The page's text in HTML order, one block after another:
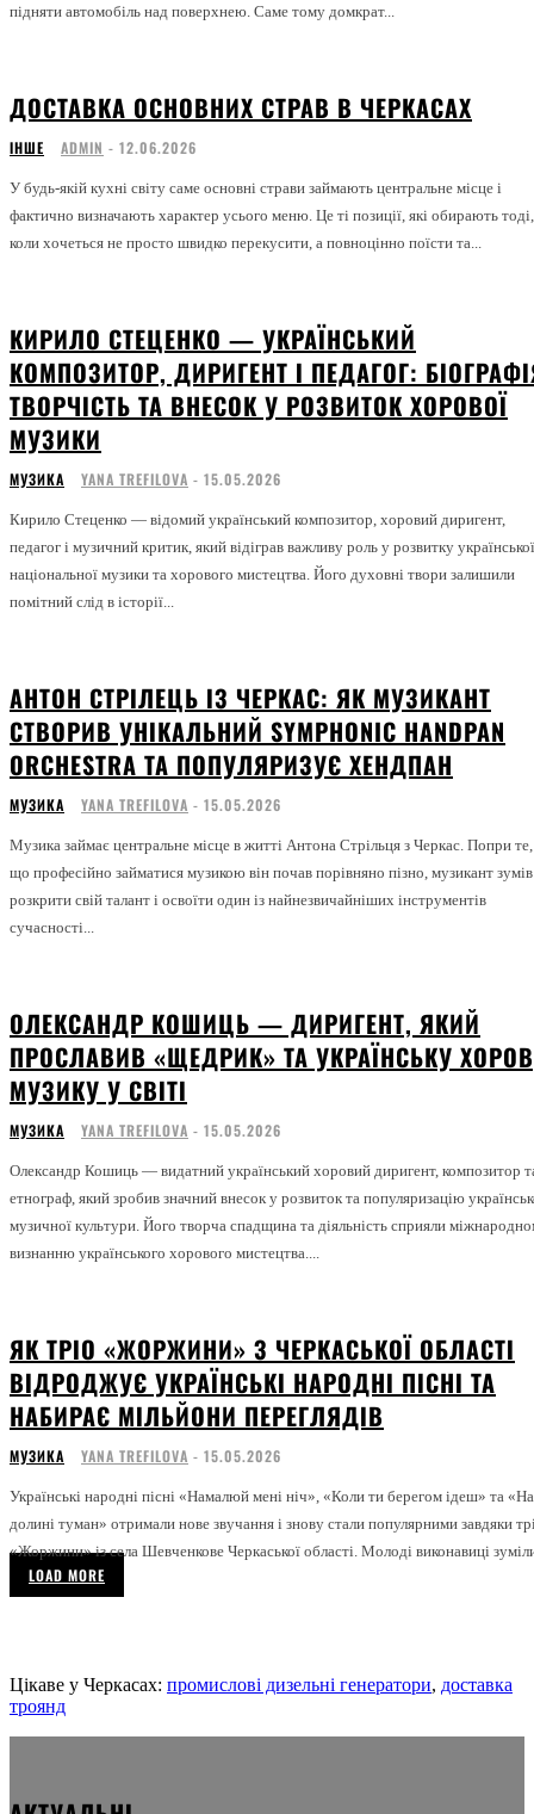
підняти автомобіль над поверхнею. Саме тому домкрат...
ДОСТАВКА ОСНОВНИХ СТРАВ В ЧЕРКАСАХ
ІНШЕ ADMIN - 12.06.2026
У будь-якій кухні світу саме основні страви займають центральне місце і
фактично визначають характер усього меню. Це ті позиції, які обирають тоді,
коли хочеться не просто швидко перекусити, а повноцінно поїсти та...
КИРИЛО СТЕЦЕНКО — УКРАЇНСЬКИЙ
КОМПОЗИТОР, ДИРИГЕНТ І ПЕДАГОГ:
ТВОРЧІСТЬ ТА ВНЕСОК У РОЗВИТОК ХОРОВОЇ
МУЗИКИ
МУЗИКА YANA TREFILOVA - 15.05.2026
Кирило Стеценко — відомий український композитор, хоровий диригент,
педагог і музичний критик, який відіграв важливу роль у розвитку української
національної музики та хорового мистецтва. Його духовні твори залишили
помітний слід в історії...
АНТОН СТРІЛЕЦЬ ІЗ ЧЕРКАС: ЯК МУЗИКАНТ
СТВОРИВ УНІКАЛЬНИЙ SYMPHONIC HANDPAN
ORCHESTRA ТА ПОПУЛЯРИЗУЄ ХЕНДПАН
МУЗИКА YANA TREFILOVA - 15.05.2026
Музика займає центральне місце в житті Антона Стрільця з Черкас. Попри те,
що професійно займатися музикою він почав порівняно пізно, музикант зумів
розкрити свій талант і освоїти один із найнезвичайніших інструментів
сучасності...
ОЛЕКСАНДР КОШИЦЬ — ДИРИГЕНТ, ЯКИЙ
ПРОСЛАВИВ «ЩЕДРИК» ТА УКРАЇНСЬКУ
МУЗИКУ У СВІТІ
МУЗИКА YANA TREFILOVA - 15.05.2026
Олександр Кошиць — видатний український хоровий диригент, композитор
етнограф, який зробив значний внесок у розвиток та популяризацію
музичної культури. Його творча спадщина та діяльність сприяли
визнанню українського хорового мистецтва....
ЯК ТРІО «ЖОРЖИНИ» З ЧЕРКАСЬКОЇ ОБЛАСТІ
ВІДРОДЖУЄ УКРАЇНСЬКІ НАРОДНІ ПІСНІ ТА
НАБИРАЄ МІЛЬЙОНИ ПЕРЕГЛЯДІВ
МУЗИКА YANA TREFILOVA - 15.05.2026
Українські народні пісні «Намалюй мені ніч», «Коли ти берегом ідеш» та «На
долині туман» отримали нове звучання і знову стали популярними завдяки
«Жоржини» із села Шевченкове Черкаської області. Молоді виконавиці
LOAD MORE
Цікаве у Черкасах: промислові дизельні генератори, доставка
троянд